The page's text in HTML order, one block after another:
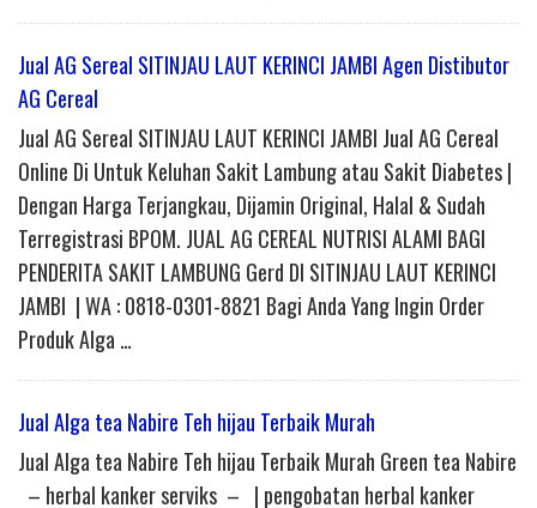
Jual AG Sereal SITINJAU LAUT KERINCI JAMBI Agen Distibutor
AG Cereal
Jual AG Sereal SITINJAU LAUT KERINCI JAMBI Jual AG Cereal
Online Di Untuk Keluhan Sakit Lambung atau Sakit Diabetes |
Dengan Harga Terjangkau, Dijamin Original, Halal & Sudah
Terregistrasi BPOM. JUAL AG CEREAL NUTRISI ALAMI BAGI
PENDERITA SAKIT LAMBUNG Gerd DI SITINJAU LAUT KERINCI
JAMBI | WA : 0818-0301-8821 Bagi Anda Yang Ingin Order
Produk Alga …
Jual Alga tea Nabire Teh hijau Terbaik Murah
Jual Alga tea Nabire Teh hijau Terbaik Murah Green tea Nabire
– herbal kanker serviks – | pengobatan herbal kanker